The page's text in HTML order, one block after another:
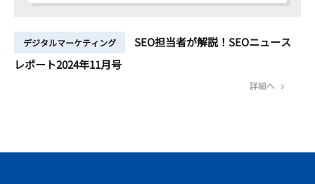
デジタルマーケティング
SEO担当者が解説！SEOニュース
レポート2024年11月号
詳細へ